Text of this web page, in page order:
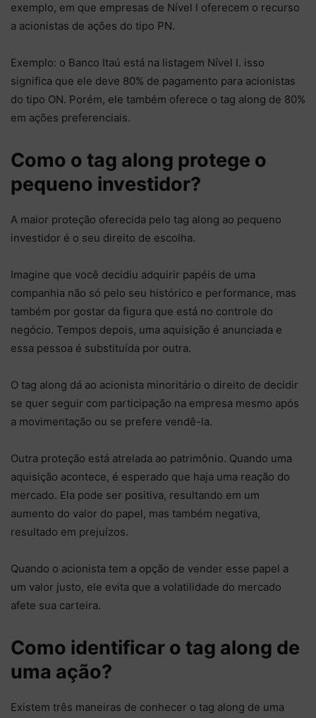
exemplo, em que empresas de Nível I oferecem o recurso
a acionistas de ações do tipo PN.
Exemplo: o Banco Itaú está na listagem Nível I. isso
significa que ele deve 80% de pagamento para acionistas
do tipo ON. Porém, ele também oferece o tag along de 80%
em ações preferenciais.
Como o tag along protege o
pequeno investidor?
A maior proteção oferecida pelo tag along ao pequeno
investidor é o seu direito de escolha.
Imagine que você decidiu adquirir papéis de uma
companhia não só pelo seu histórico e performance, mas
também por gostar da figura que está no controle do
negócio. Tempos depois, uma aquisição é anunciada e
essa pessoa é substituída por outra.
O tag along dá ao acionista minoritário o direito de decidir
se quer seguir com participação na empresa mesmo após
a movimentação ou se prefere vendê-la.
Outra proteção está atrelada ao patrimônio. Quando uma
aquisição acontece, é esperado que haja uma reação do
mercado. Ela pode ser positiva, resultando em um
aumento do valor do papel, mas também negativa,
resultado em prejuízos.
Quando o acionista tem a opção de vender esse papel a
um valor justo, ele evita que a volatilidade do mercado
afete sua carteira.
Como identificar o tag along de
uma ação?
Existem três maneiras de conhecer o tag along de uma